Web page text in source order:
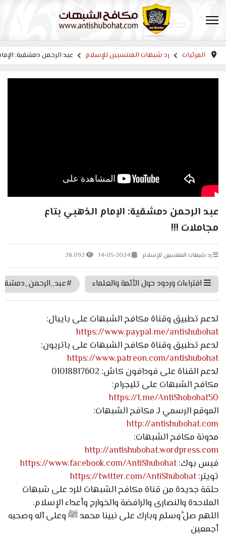
المرئيات رد شبهات المنتسبين للإسلام عبد الرحمن دمشقية:
عبد الرحمن دمشقية: الإمام الذهبي بتاع
مجاملات !!!
رد شبهات المنتسبين للإسلام 14-05-2024
28.092
افتراءات وردود حول الأئمة والعلماء
لدعم تطبيق وقناة مكافح الشبهات على بايبال:
https://www.paypal.me/antishubohat
لدعم تطبيق وقناة مكافح الشبهات على باتريون:
https://www.patreon.com/antishubohat
لدعم القناة على فودافون كاش: 01018817602
مكافح الشبهات على تليجرام:
https://t.me/AntiShobohat50
الموقع الرسمي لـ مكافح الشبهات:
http://antishubohat.com
مدونة مكافح الشبهات:
http://antishubohat.wordpress.com
فيس بوك:https://www.facebook.com/AntiShubohat
تويتر:https://twitter.com/AntiShubohat
حلقة جديدة من قناة مكافح الشبهات للرد على شبهات
الملاحدة والنصارى والرافضة والخوارج وأعداء الإسلام.
اللهم صلَّ وسلم وبارك على نبينا محمد ﷺ وعلى آله وصحبه
أجمعين